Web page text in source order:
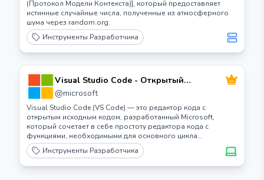
(Протокол Модели Контекста)], который предоставляет
истинные случайные числа, полученные из атмосферного
шума через random.org.
Инструменты Разработчика
Visual Studio Code - Открытый
исходный код ("Code - OSS")
@microsoft
Visual Studio Code (VS Code) — это редактор кода с
открытым исходным кодом, разработанный Microsoft,
который сочетает в себе простоту редактора кода с
функциями, необходимыми для основного цикла
редактирования-сборки-отладки.
Инструменты Разработчика